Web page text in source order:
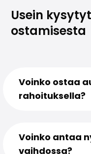
Usein
ostamisesta
Voinko ostaa
rahoituksella?
Voinko antaa
vaihdossa?